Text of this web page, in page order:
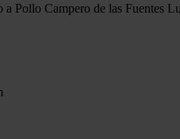
Pollo Campero de las Fuentes